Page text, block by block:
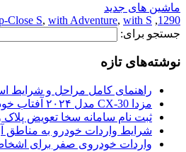
ماشین های جدید
1290
,
Close S, with Adventure, with S
جستجو برای:
نوشته‌های تازه
راهنمای کامل مراحل و شرایط اسقاط
مزدا CX-30 مدل ۲۰۲۴ آفتاب خودرو؛ بررسی و مشخصات فنی
ثبت نام سامانه سخا تعویض
شرایط واردات خودرو به مناطق
واردات خودروی صفر برای